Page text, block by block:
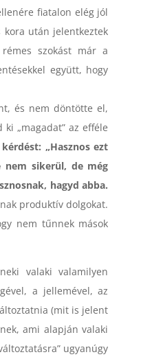
fiatalon elég jól
kora után jelentkeztek
szokást már a
együtt, hogy
és nem döntötte el,
„magadat” az efféle
„Hasznos ezt
nem sikerül, de még
hagyd abba.
produktív dolgokat.
nem tűnnek mások
valaki valamilyen
a jellemével, az
(mit is jelent
ami alapján valaki
ugyanúgy